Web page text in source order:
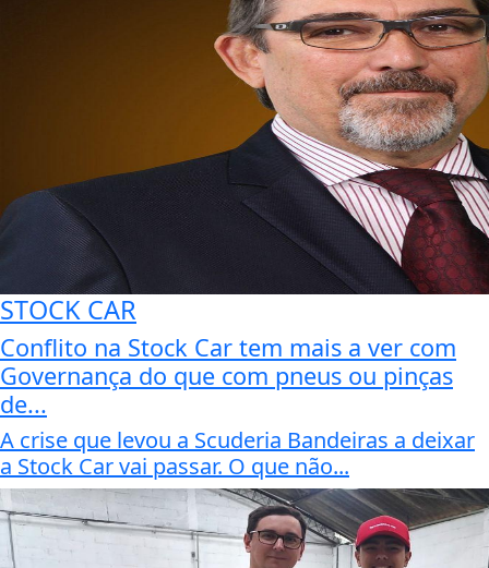
STOCK CAR
Conflito na Stock Car tem mais a ver com
Governança do que com pneus ou pinças
de...
A crise que levou a Scuderia Bandeiras a deixar
a Stock Car vai passar. O que não...